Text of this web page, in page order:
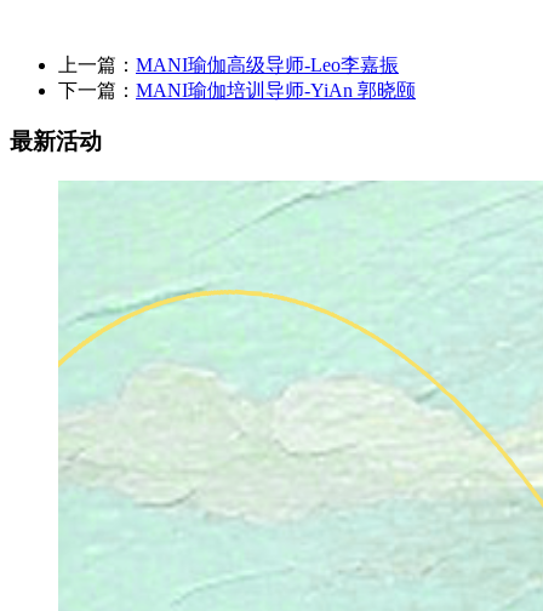
上一篇： MANI瑜伽高级导师-Leo李嘉振
下一篇： MANI瑜伽培训导师-YiAn 郭晓颐
最新活动